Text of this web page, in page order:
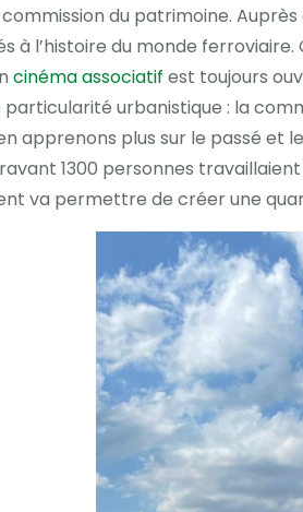
du patrimoine.
à l’histoire du monde
cinéma associatif est toujours
particularité urbanistique : la
apprenons plus sur le passé et
1300 personnes
va permettre de créer une